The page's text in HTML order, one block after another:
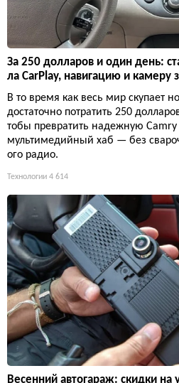
За 250 долларов и один день:
ла CarPlay, навигацию и камеру
В то время как весь мир скупает
достаточно потратить 250
тобы превратить надежную
мультимедийный хаб — без
ого радио.
Технологии 4 614
Весенний автогараж: скидки